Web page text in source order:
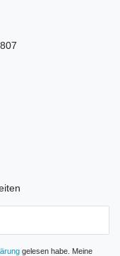
gelesen habe. Meine